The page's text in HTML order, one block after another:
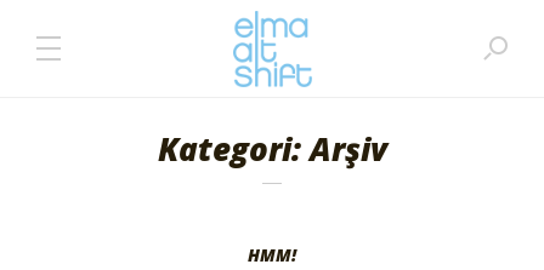
Kategori: Arşiv
HMM!